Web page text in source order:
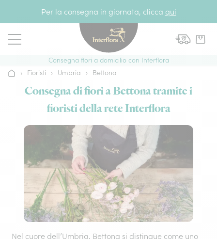
Per la consegna in giornata, clicca qui
Consegna fiori a domicilio con Interflora
Home› Fioristi › Umbria › Bettona
Consegna di fiori a Bettona tramite i
fioristi della rete Interflora
Nel cuore dell’Umbria, Bettona si distingue come uno